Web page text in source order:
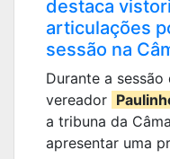
destaca
articulações
sessão na
Durante a
vereador
a tribuna da
apresentar uma